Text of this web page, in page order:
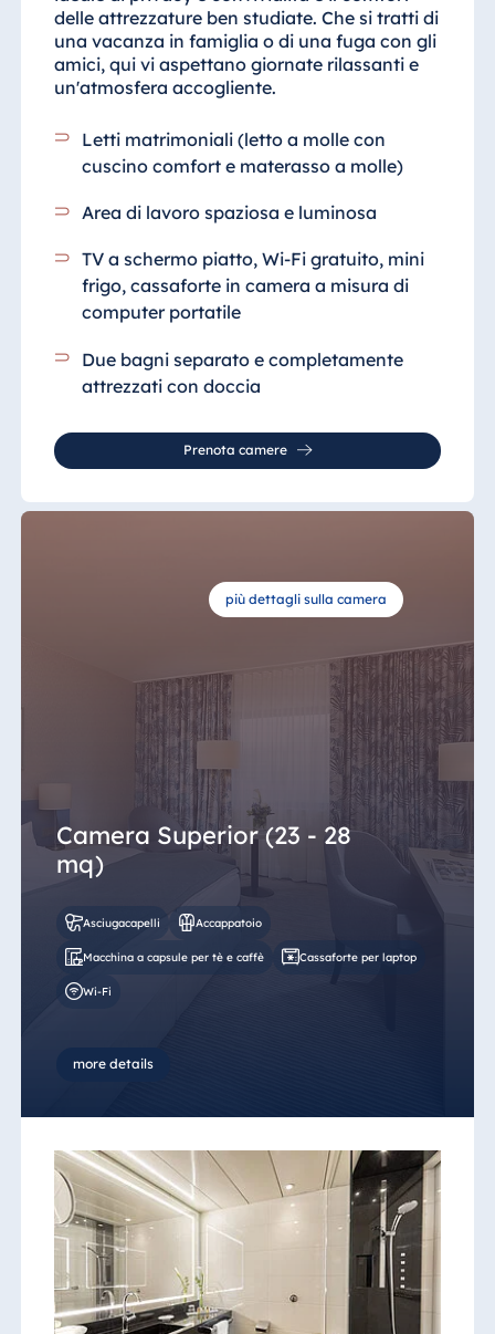
delle attrezzature ben studiate. Che si tratti di
una vacanza in famiglia o di una fuga con gli
amici, qui vi aspettano giornate rilassanti e
un'atmosfera accogliente.
Letti matrimoniali (letto a molle con
cuscino comfort e materasso a molle)
Area di lavoro spaziosa e luminosa
TV a schermo piatto, Wi-Fi gratuito, mini
frigo, cassaforte in camera a misura di
computer portatile
Due bagniseparato ecompletamente
attrezzati con doccia
Prenota camere
più dettagli sulla camera
Camera Superior (23 - 28
mq)
Asciugacapelli Accappatoio
Macchina a capsule per tè e caffè Cassaforte per laptop
Wi-Fi
more details